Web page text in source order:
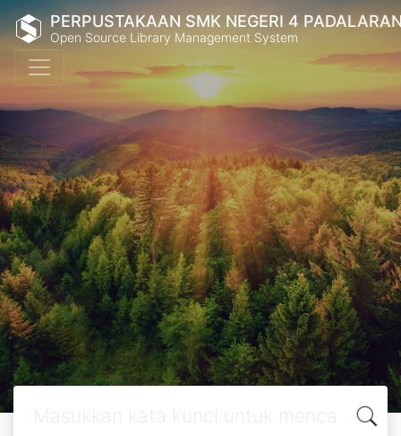
PERPUSTAKAAN SMK NEGERI 4
Open Source Library Management System